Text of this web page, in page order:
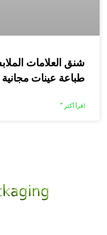
شنق العلامات
طباعة عينات مجانية
اقرأ أكثر "